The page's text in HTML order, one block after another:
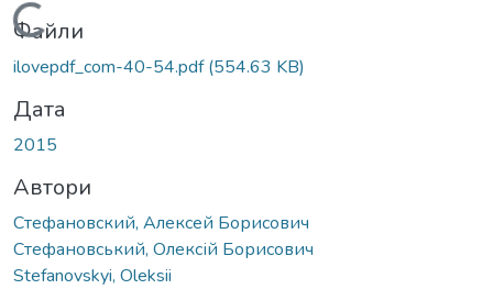
Вантажиться...
Файли
ilovepdf_com-40-54.pdf(554.63 KB)
Дата
2015
Автори
Стефановский, Алексей Борисович
Стефановський, Олексій Борисович
Stefanovskyi, Oleksii